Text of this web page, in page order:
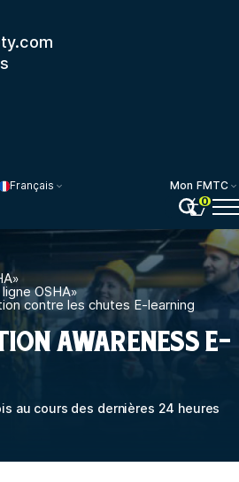
Français
Mon FMTC
0
»
OSHA»
contre les chutes E-learning
AWARENESS E-
au cours des dernières 24 heures